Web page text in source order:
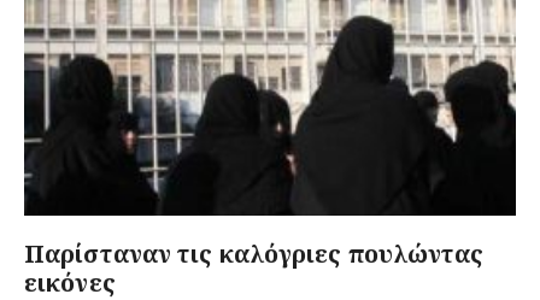
Παρίσταναν τις καλόγριες πουλώντας
εικόνες